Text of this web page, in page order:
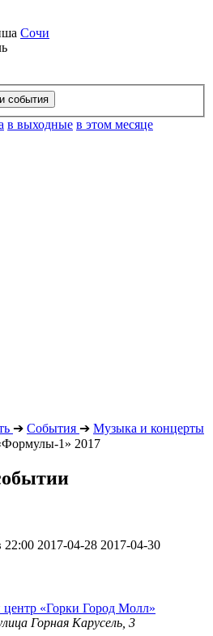
Сочи
в выходные в этом месяце
➔ События ➔ Музыка и концерты
1» 2017
22:00 2017-04-28 2017-04-30
центр «Горки Город Молл»
Горная Карусель, 3